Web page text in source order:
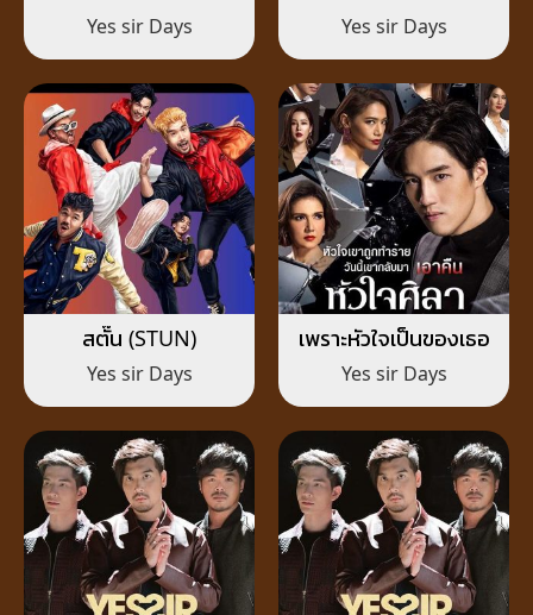
Yes sir Days Yes sir Days
สตั๊น (STUN)
Yes sir Days
เพราะหัวใจเป็นของเธอ
Yes sir Days